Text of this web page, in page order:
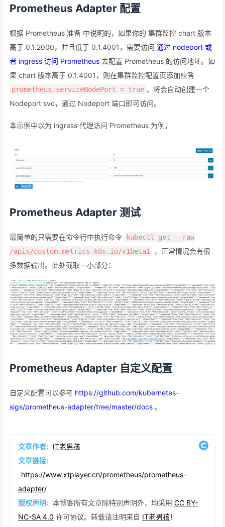
Prometheus Adapter 配置
根据 Prometheus 准备 中说明的，如果你的 集群监控 chart 版本
高于 0.1.2000，并且低于 0.1.4001，需要访问 通过 nodeport 或
者 ingress 访问 Prometheus 去配置 Prometheus 的访问地址。如
果 chart 版本高于 0.1.4001，则在集群监控配置页添加应答
prometheus.serviceNodePort = true ，将会自动创建一个
Nodeport svc，通过 Nodeport 端口即可访问。
本示例中以为 ingress 代理访问 Prometheus 为例，
Prometheus Adapter 测试
最简单的只需要在命令行中执行命令
kubectl get --raw
/apis/custom.metrics.k8s.io/v1beta1
，正常情况会有很
多数据输出。此处截取一小部分：
Prometheus Adapter 自定义配置
自定义配置可以参考 https://github.com/kubernetes-
sigs/prometheus-adapter/tree/master/docs 。
文章作者: IT老男孩
文章链接:
https://www.xtplayer.cn/prometheus/prometheus-
adapter/
版权声明: 本博客所有文章除特别声明外，均采用 CC BY-
NC-SA 4.0 许可协议。转载请注明来自 IT老男孩！